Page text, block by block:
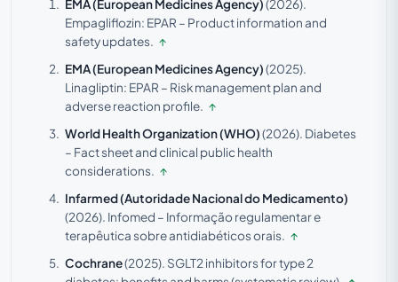
EMA (European Medicines Agency)(2026).
Empagliflozin: EPAR – Product information and
safety updates. ↑
EMA (European Medicines Agency)(2025).
Linagliptin: EPAR – Risk management plan and
adverse reaction profile. ↑
World Health Organization (WHO)(2026). Diabetes
– Fact sheet and clinical public health
considerations. ↑
Infarmed (Autoridade Nacional do Medicamento)
(2026). Infomed – Informação regulamentar e
terapêutica sobre antidiabéticos orais. ↑
Cochrane(2025). SGLT2 inhibitors for type 2